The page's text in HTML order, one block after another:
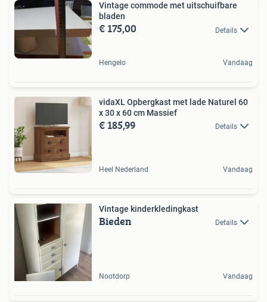
Vintage commode met uitschuifbare
bladen
€ 175,00 Details
Hengelo Vandaag
vidaXL Opbergkast met lade Naturel 60
x 30 x 60 cm Massief
€ 185,99 Details
Heel Nederland Vandaag
Vintage kinderkledingkast
Bieden Details
Nootdorp Vandaag